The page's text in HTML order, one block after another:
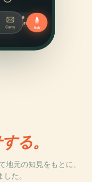
る。
元の知見をもとに、
た。